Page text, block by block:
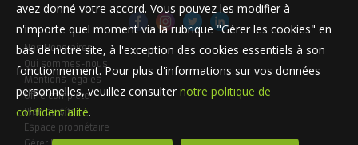
Nos Honoraires
Qui sommes-nous
Mentions légales
Offre complète
Plan du site
Espace propriétaire
avez donné votre accord. Vous pouvez les modifier à
n'importe quel moment via la rubrique "Gérer les cookies" en
bas de notre site, à l'exception des cookies essentiels à son
fonctionnement. Pour plus d'informations sur vos données
personnelles, veuillez consulter notre politique de
confidentialité.